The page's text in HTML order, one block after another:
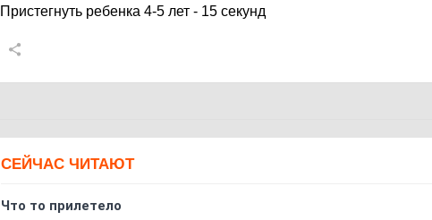
Пристегнуть ребенка 4-5 лет - 15 секунд
СЕЙЧАС ЧИТАЮТ
Что то прилетело